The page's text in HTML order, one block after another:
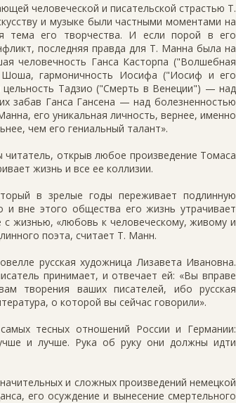
человеческой и писательской страстью Т.
и музыке были частными моментами на
тема его творчества. И если порой в его
последняя правда для Т. Манна была на
человечность Ганса Касторпа ("Волшебная
Шоша, гармоничность Иосифа ("Иосиф и его
Тадзио ("Смерть в Венеции") — над
забав Ганса Гансена — над болезненностью
его уникальная личность, вернее, именно
чем его гениальный талант».
открыв любое произведение Томаса
жизнь и все ее коллизии.
в зрелые годы переживает подлинную
вне этого общества его жизнь утрачивает
жизнью, «любовь к человеческому, живому и
поэта, считает Т. Манн.
русская художница Лизавета Ивановна.
принимает, и отвечает ей: «Вы вправе
творения ваших писателей, ибо русская
о которой вы сейчас говорили».
тесных отношений России и Германии:
и лучше. Рука об руку они должны идти
и сложных произведений немецкой
его осуждение и вынесение смертельного